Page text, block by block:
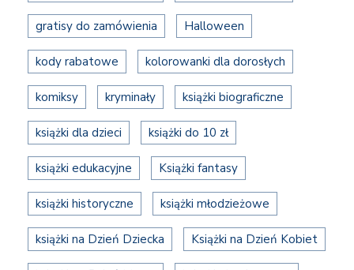
gratisy do zamówienia Halloween
kody rabatowe kolorowanki dla dorosłych
komiksy kryminały książki biograficzne
książki dla dzieci książki do 10 zł
książki edukacyjne Książki fantasy
książki historyczne książki młodzieżowe
książki na Dzień Dziecka Książki na Dzień Kobiet